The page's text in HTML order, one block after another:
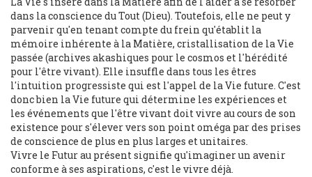
dans la conscience du Tout (Dieu). Toutefois, elle ne peut y
parvenir qu'en tenant compte du frein qu'établit la
mémoire inhérente à la Matière, cristallisation de la Vie
passée (archives akashiques pour le cosmos et l'hérédité
pour l'être vivant). Elle insuffle dans tous les êtres
l'intuition progressiste qui est l'appel de la Vie future. C'est
donc bien la Vie future qui détermine les expériences et
les événements que l'être vivant doit vivre au cours de son
existence pour s'élever vers son point oméga par des prises
de conscience de plus en plus larges et unitaires.
Vivre le Futur au présent signifie qu'imaginer un avenir
conforme à ses aspirations, c'est le vivre déjà.